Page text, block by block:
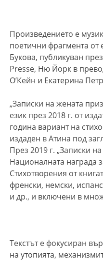
Произведението е
поетични фрагмента
Букова, публикуван
Presse, Ню Йорк в
О’Кейн и Екатерина
„Записки на жената
език през 2018 г. от
година вариант на
издаден в Атина под
През 2019 г. „Записки
Националната награда
Стихотворения от
френски, немски,
и др., и включени в
Текстът е фокусиран
на утопията,